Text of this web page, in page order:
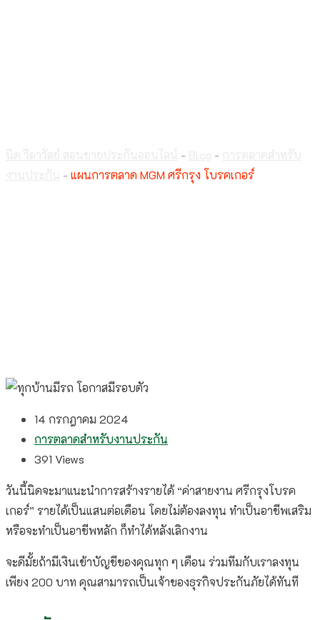
- -
-แผนการตลาด MGM ศรีกรุง โบรคเกอร์
14 กรกฎาคม 2024
การตลาดสำหรับงานประกัน
391 Views
วันนี้นิดจะมาแนะนำการสร้างรายได้ “ค่าสายงาน ศรีกรุงโบรค
เกอร์” รายได้เป็นแสนต่อเดือน โดยไม่ต้องลงทุน ทำเป็นอาชีพเสริม
หรือจะทำเป็นอาชีพหลัก ก็ทำได้หลังเลิกงาน
จะดีมั้ยถ้ามีเงินเข้าบัญชีของคุณทุก ๆ เดือน ร่วมทีมกับเราลงทุน
เพียง 200 บาท คุณสามารถเป็นเจ้าของธุรกิจประกันภัยได้ทันที